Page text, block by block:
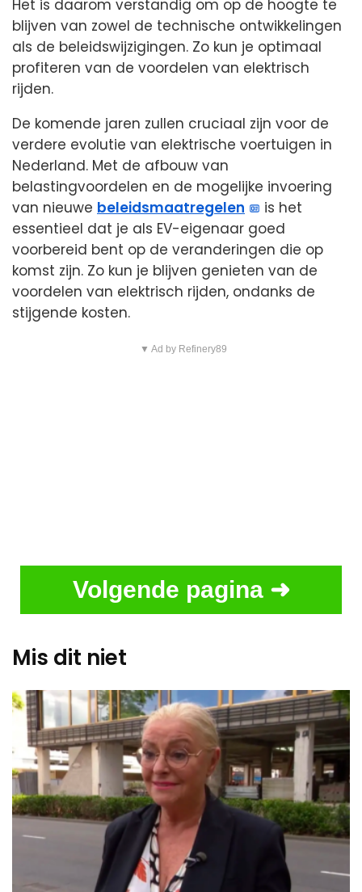
Het is daarom verstandig om op de hoogte te
blijven van zowel de technische ontwikkelingen
als de beleidswijzigingen. Zo kun je optimaal
profiteren van de voordelen van elektrisch
rijden.
De komende jaren zullen cruciaal zijn voor de
verdere evolutie van elektrische voertuigen in
Nederland. Met de afbouw van
belastingvoordelen en de mogelijke invoering
van nieuwe beleidsmaatregelen
is het
essentieel dat je als EV-eigenaar goed
voorbereid bent op de veranderingen die op
komst zijn. Zo kun je blijven genieten van de
voordelen van elektrisch rijden, ondanks de
stijgende kosten.
▼ Ad by Refinery89
Volgende pagina ➜
Mis dit niet